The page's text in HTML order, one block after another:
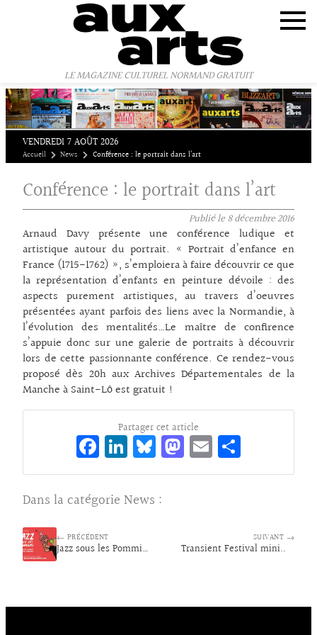
LE MAGAZINE CULTUREL NORMAND GRATUIT
VENDREDI 7 AOÛT 2026
Accueil News Conférence : le portrait dans l’art
Conférence : le portrait dans l’art
Publié le8 décembre 2016
Arnaud Davy présente une conférence ludique et
artistique autour du portrait. « Portrait d’enfance en
France (1715-1762) », s’emploiera à faire découvrir ce que
la représentation d’enfants en peinture dévoile : des
aspects purement artistiques, au travers d’oeuvres
présentées ayant parfois des liens avec la Normandie, à
l’évolution des mentalités…Le maître de confirence
s’appuie donc sur une galerie de portraits à découvrir
lors de cette passionnante conférence. Ce rendez-vous
proposé dès 20h aux Archives Départementales de la
Manche à Saint-Lô est gratuit !
Partager cet article
Fa
ce
bo
o
k
Li
n
ke
dI
n
Bl
ue
sk
M
as
o
n
E
m rt
Dans la catégorie News :
← PRÉCÉDENT
Jazz sous les Pommiers
SUIVANT →
Transient Festival mini..
Panneau de gestion des cookies